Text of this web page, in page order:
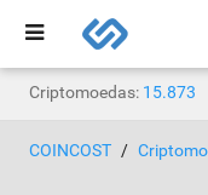
Criptomoedas: 15.873
COINCOST